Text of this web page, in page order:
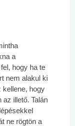
a
hogy ha te
nem alakul ki
kellene, hogy
illető. Talán
ne rögtön a